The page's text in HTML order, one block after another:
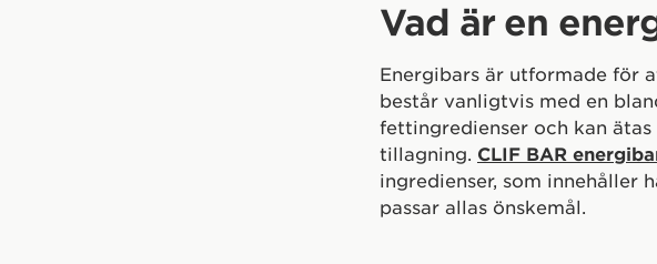
Vad är en
Energibars är utformade för
består vanligtvis med en
fettingredienser och kan
tillagning. CLIF BAR
ingredienser, som innehåller
passar allas önskemål.